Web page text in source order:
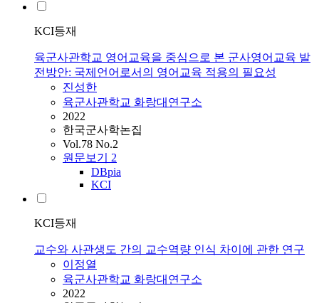
KCI등재
육군사관학교 영어교육을 중심으로 본 군사영어교육 발
전방안: 국제언어로서의 영어교육 적용의 필요성
진성한
육군사관학교 화랑대연구소
2022
한국군사학논집
Vol.78 No.2
원문보기 2
DBpia
KCI
KCI등재
교수와 사관생도 간의 교수역량 인식 차이에 관한 연구
이정열
육군사관학교 화랑대연구소
2022